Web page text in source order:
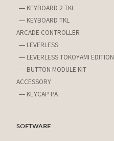
KEYBOARD 2 TKL
KEYBOARD TKL
ARCADE CONTROLLER
LEVERLESS
LEVERLESS TOKOYAMI EDITION
BUTTON MODULE KIT
ACCESSORY
KEYCAP PA
SOFTWARE